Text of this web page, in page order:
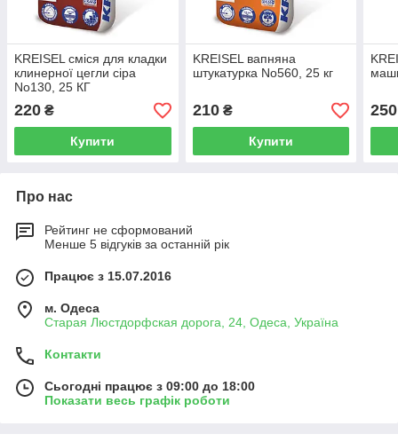
KREISEL cміся для кладки
клинерної цегли сіра
No130, 25 КГ
220 ₴
Купити
KREISEL вапняна
штукатурка No560, 25 кг
210₴
Купити
250
Про нас
Рейтинг не сформований
Менше 5 відгуків за останній рік
Працює з 15.07.2016
м. Одеса
Старая Люстдорфская дорога, 24, Одеса, Україна
Контакти
Сьогодні працює з 09:00 до 18:00
Показати весь графік роботи